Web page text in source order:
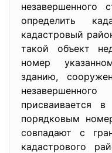
незавершенного
определить
кадастровый
такой объект
номер
зданию,
присваивается
порядковым
совпадают с
кадастрового